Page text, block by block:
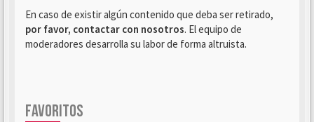
En caso de existir algún contenido que deba ser retirado,
por favor, contactar con nosotros. El equipo de
moderadores desarrolla su labor de forma altruista.
FAVORITOS